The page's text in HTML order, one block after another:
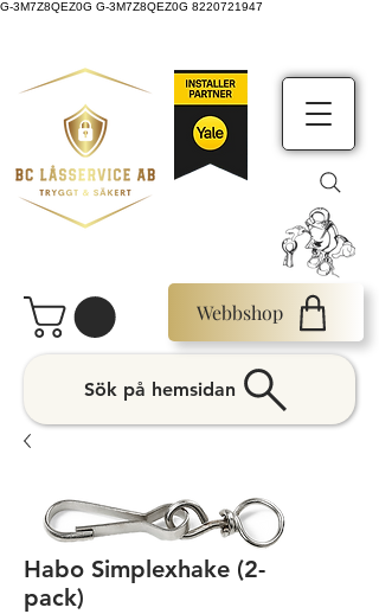
G-3M7Z8QEZ0G G-3M7Z8QEZ0G 8220721947
Webbshop
Sök på hemsidan
Habo Simplexhake (2-
pack)